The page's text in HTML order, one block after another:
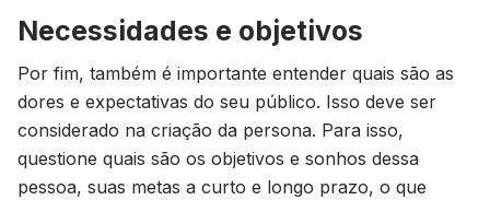
Necessidades e objetivos
Por fim, também é importante entender quais são as
dores e expectativas do seu público. Isso deve ser
considerado na criação da persona. Para isso,
questione quais são os objetivos e sonhos dessa
pessoa, suas metas a curto e longo prazo, o que